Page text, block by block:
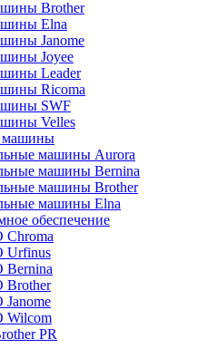
Brother
Elna
Janome
Joyee
Leader
Ricoma
SWF
Velles
машины
машины Aurora
машины Bernina
машины Brother
машины Elna
обеспечение
Urfinus
Wilcom
PR